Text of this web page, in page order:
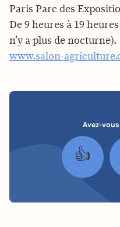
Paris Parc des
De 9 heures à 19
n’y a plus de nocturne).
www.salon-
Avez-
👍